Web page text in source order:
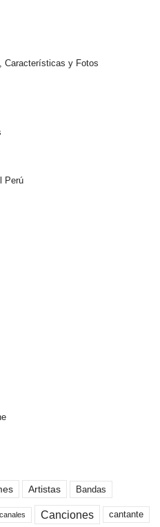
Características y Fotos
Perú
Artistas Bandas
canales Canciones cantante